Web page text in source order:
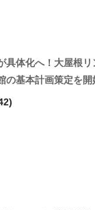
具体化へ！大屋根
の基本計画策定を開